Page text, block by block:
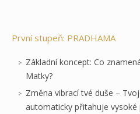
První stupeň: PRADHAMA
Základní koncept: Co
Matky?
Změna vibrací tvé duše –
automaticky přitahuje vysoké